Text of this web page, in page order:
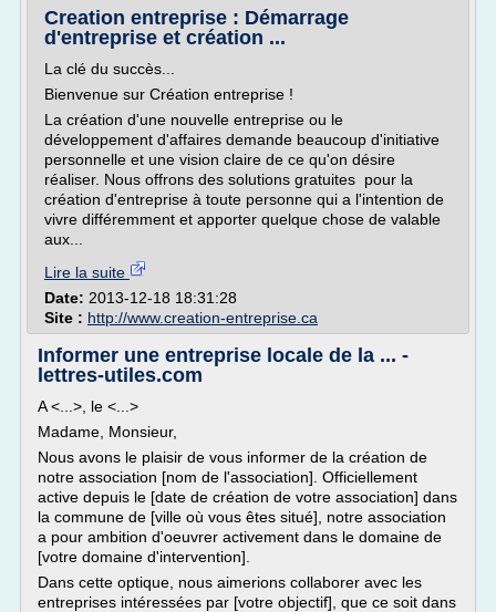
Creation entreprise : Démarrage
d'entreprise et création ...
La clé du succès...
Bienvenue sur Création entreprise !
La création d'une nouvelle entreprise ou le
développement d'affaires demande beaucoup d'initiative
personnelle et une vision claire de ce qu'on désire
réaliser. Nous offrons des solutions gratuites pour la
création d'entreprise à toute personne qui a l'intention de
vivre différemment et apporter quelque chose de valable
aux...
Lire la suite
Date: 2013-12-18 18:31:28
Site : http://www.creation-entreprise.ca
Informer une entreprise locale de la ... -
lettres-utiles.com
A <...>, le <...>
Madame, Monsieur,
Nous avons le plaisir de vous informer de la création de
notre association [nom de l'association]. Officiellement
active depuis le [date de création de votre association] dans
la commune de [ville où vous êtes situé], notre association
a pour ambition d'oeuvrer activement dans le domaine de
[votre domaine d'intervention].
Dans cette optique, nous aimerions collaborer avec les
entreprises intéressées par [votre objectif], que ce soit dans